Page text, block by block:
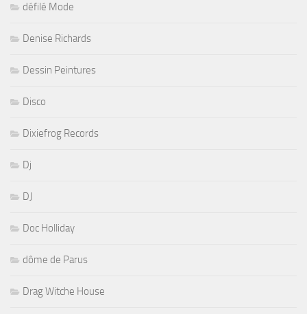
défilé Mode
Denise Richards
Dessin Peintures
Disco
Dixiefrog Records
Dj
DJ
Doc Holliday
dôme de Parus
Drag Witche House